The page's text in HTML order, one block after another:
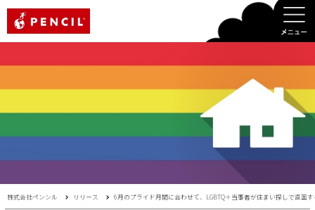
株式会社ペンシル リリース 6月のプライド月間に合わせて、LGBTQ＋当事者が住まい探しで直面